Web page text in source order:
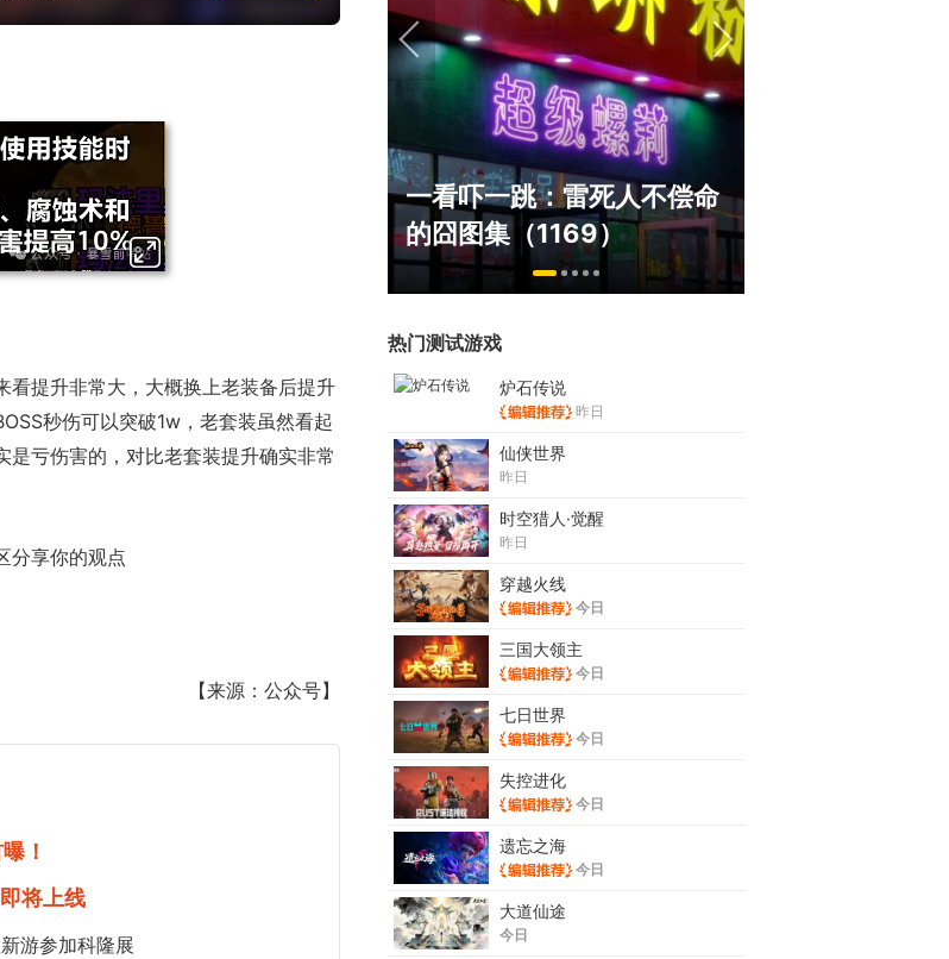
看提升非常大，大概换上老装备后提升
秒伤可以突破1w，老套装虽然看起
亏伤害的，对比老套装提升确实非常
分享你的观点
【来源：公众号】
！
将上线
游参加科隆展
一看吓一跳：雷死人不偿命
的囧图集（1169）
盘点8月扎堆上线的影游：
玩家想扔核弹，结果只能谈
恋爱？
热门测试游戏
炉石传说
昨日
仙侠世界
昨日
时空猎人·觉醒
昨日
穿越火线
今日
三国大领主
今日
七日世界
今日
失控进化
今日
遗忘之海
今日
大道仙途
今日